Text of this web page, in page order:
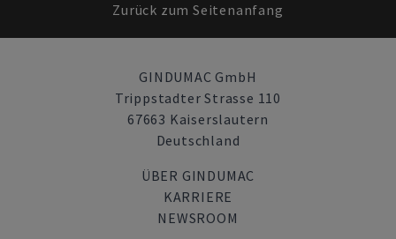
Zurück zum Seitenanfang
GINDUMAC GmbH
Trippstadter Strasse 110
67663 Kaiserslautern
Deutschland
ÜBER GINDUMAC
KARRIERE
NEWSROOM